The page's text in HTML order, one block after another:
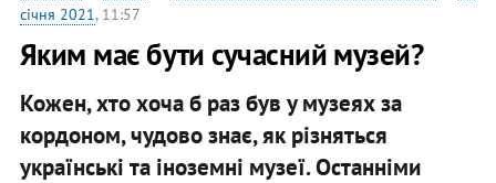
січня 2021, 11:57
Яким має бути сучасний музей?
Кожен, хто хоча б раз був у музеях за
кордоном, чудово знає, як різняться
українські та іноземні музеї. Останніми